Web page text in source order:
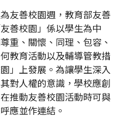
善校園週，教育部友善
善校園」係以學生為中
重、關懷、同理、包容、
教育活動以及輔導管教措
」上發展。為讓學生深入
對人權的意識，學校應創
推動友善校園活動時可與
應並作連結。